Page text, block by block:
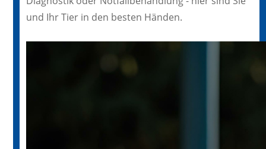
und Ihr Tier in den besten Händen.